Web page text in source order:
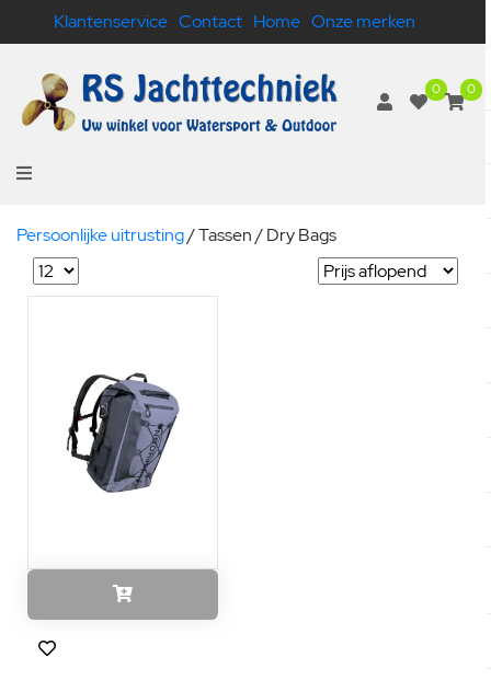
Klantenservice Contact Home Onze merken
0 0
Persoonlijke uitrusting/Tassen / Dry Bags